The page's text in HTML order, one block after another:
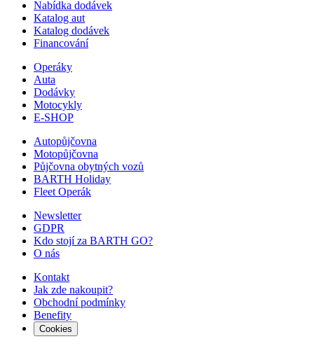
Nabídka dodávek
Katalog aut
Katalog dodávek
Financování
Operáky
Auta
Dodávky
Motocykly
E-SHOP
Autopůjčovna
Motopůjčovna
Půjčovna obytných vozů
BARTH Holiday
Fleet Operák
Newsletter
GDPR
Kdo stojí za BARTH GO?
O nás
Kontakt
Jak zde nakoupit?
Obchodní podmínky
Benefity
Cookies